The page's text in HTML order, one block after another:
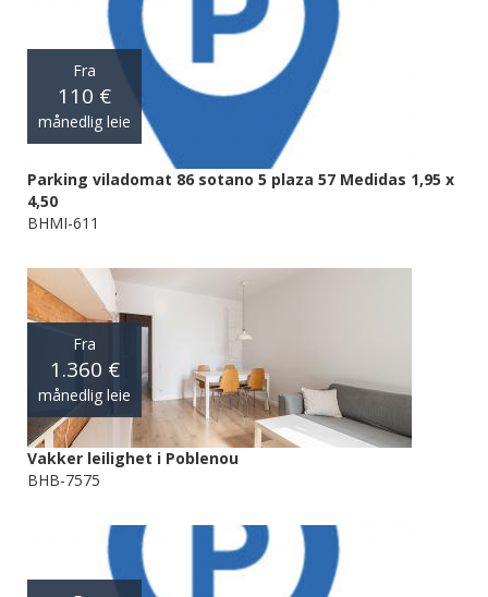
Fra
110 €
månedlig leie
Parking viladomat 86 sotano 5 plaza 57 Medidas 1,95 x
4,50
BHMI-611
Fra
1.360 €
månedlig leie
Vakker leilighet i Poblenou
BHB-7575